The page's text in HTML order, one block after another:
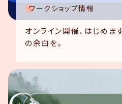
ワークショップ情報
オンライン開催、はじめま
の余白を。